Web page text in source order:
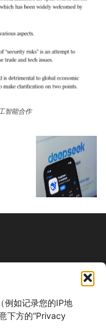
例如记录您的IP地
下方的“Privacy
智能合作